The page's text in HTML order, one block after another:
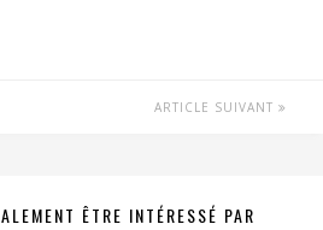
ARTICLE SUIVANT
ÊTRE INTÉRESSÉ PAR